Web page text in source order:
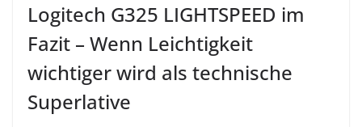
Logitech G325 LIGHTSPEED im
Fazit – Wenn Leichtigkeit
wichtiger wird als technische
Superlative